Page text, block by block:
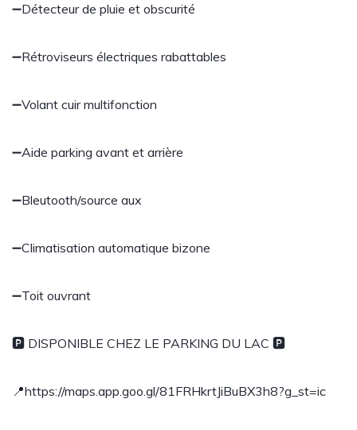
➖Détecteur de pluie et obscurité
➖Rétroviseurs électriques rabattables
➖Volant cuir multifonction
➖Aide parking avant et arrière
➖Bleutooth/source aux
➖Climatisation automatique bizone
➖Toit ouvrant
🅿 DISPONIBLE CHEZ LE PARKING DU LAC 🅿
📍https://maps.app.goo.gl/81FRHkrtJiBuBX3h8?g_st=ic